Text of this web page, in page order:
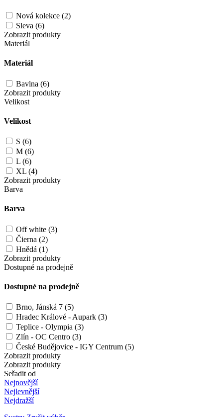
Nová kolekce (2)
Sleva (6)
Zobrazit produkty
Materiál
Materiál
Bavlna (6)
Zobrazit produkty
Velikost
Velikost
S (6)
M (6)
L (6)
XL (4)
Zobrazit produkty
Barva
Barva
Off white (3)
Čierna (2)
Hnědá (1)
Zobrazit produkty
Dostupné na prodejně
Dostupné na prodejně
Brno, Jánská 7 (5)
Hradec Králové - Aupark (3)
Teplice - Olympia (3)
Zlín - OC Centro (3)
České Budějovice - IGY Centrum (5)
Zobrazit produkty
Zobrazit produkty
Seřadit od
Nejnovější
Nejlevnější
Nejdražší